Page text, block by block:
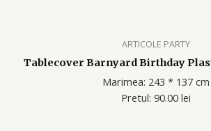
ARTICOLE PARTY
Tablecover Barnyard Birthday
Marimea: 243 * 137 cm
Pretul: 90.00 lei